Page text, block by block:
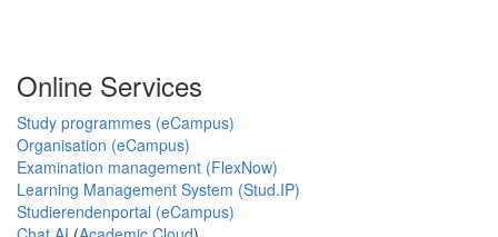
Online Services
Study programmes (eCampus)
Organisation (eCampus)
Examination management (FlexNow)
Learning Management System (Stud.IP)
Studierendenportal (eCampus)